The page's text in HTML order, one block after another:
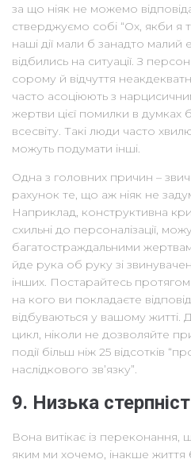
за що ніяк не можемо
стверджуємо собі “Ох, якби я
наші дії мали б занадто малий
відбились на ситуації. З
сорому й відчуття
часто асоціюють з
жертви цієї помилки в думках
всесвіту. Такі люди часто
можуть подумати інші.
Одна з головних причин –
рахунок те, що аж ніяк не
Наприклад, конструктивна
схильні до персоналізації,
багатостраждальними
йде рука об руку зі
інших. Постарайтесь протягом
на кого ви покладаєте
відбуваються у вашому
цикл, ніколи не дозволяйте
події більш ніж 25 відсотків
наслідкового зв’язку”.
9. Низька
Вона витікає із переконання,
яким ми хочемо, інакше